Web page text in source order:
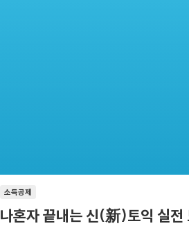
소득공제
나혼자 끝내는 신(新)토익 실전